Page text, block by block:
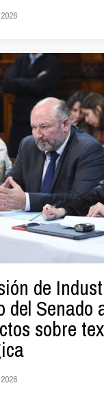
de
del Senado
sobre